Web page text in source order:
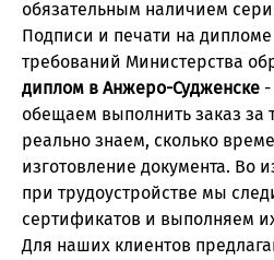
обязательным наличием
Подписи и печати на
требований Министерства
диплом в Анжеро-Судженске
обещаем выполнить заказ за
реально знаем, сколько
изготовление документа. Во
при трудоустройстве мы
сертификатов и выполняем
Для наших клиентов